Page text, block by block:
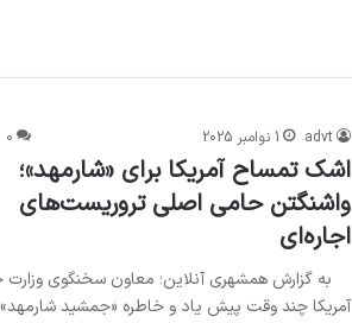
advt 1 نوامبر 2025 0
اشک تمساح آمریکا برای «شارمهد»؛
واشنگتن حامی اصلی تروریست‌های
اجاره‌ای
به گزارش همشهری آنلاین؛ معاون سخنگوی وزارت
آمریکا چند وقت پیش یاد و خاطره «جمشید شارمهد»